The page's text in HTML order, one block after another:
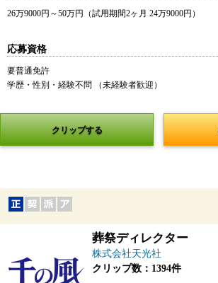
26万9000円～50万円（試用期間2ヶ月 24万9000円）
応募資格
要普通免許
学歴・性別・経験不問 （未経験者歓迎）
クリップする
葬祭ディレクター
株式会社天光社
クリップ数：1394件